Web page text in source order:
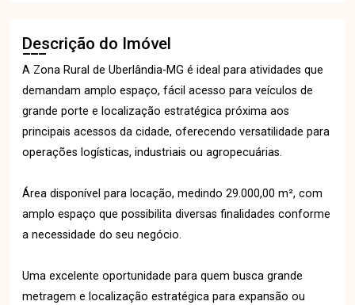
Descrição do Imóvel
A Zona Rural de Uberlândia-MG é ideal para atividades que
demandam amplo espaço, fácil acesso para veículos de
grande porte e localização estratégica próxima aos
principais acessos da cidade, oferecendo versatilidade para
operações logísticas, industriais ou agropecuárias.
Área disponível para locação, medindo 29.000,00 m², com
amplo espaço que possibilita diversas finalidades conforme
a necessidade do seu negócio.
Uma excelente oportunidade para quem busca grande
metragem e localização estratégica para expansão ou